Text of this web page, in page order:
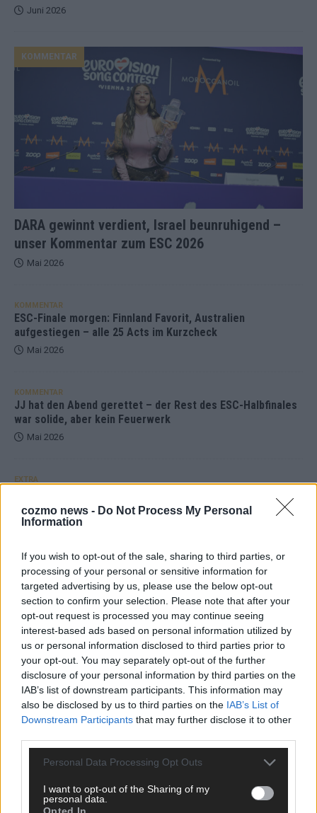
cozmo news - Do Not Process My Personal
Information
If you wish to opt-out of the sale, sharing to third parties, or
processing of your personal or sensitive information for
targeted advertising by us, please use the below opt-out
section to confirm your selection. Please note that after your
opt-out request is processed you may continue seeing
interest-based ads based on personal information utilized by
us or personal information disclosed to third parties prior to
your opt-out. You may separately opt-out of the further
disclosure of your personal information by third parties on the
IAB’s list of downstream participants. This information may
also be disclosed by us to third parties on the IAB’s List of
Downstream Participants that may further disclose it to other
Personal Data Processing Opt Outs
I want to opt-out of the Sharing of my
personal data.
Opted In
Juni 2026
DARA gewinnt verdient, Israel beunruhigend –
unser Kommentar zum ESC 2026
KOMMENTAR
Mai 2026
KOMMENTAR
ESC-Finale morgen: Finnland Favorit, Australien
aufgestiegen – alle 25 Acts im Kurzcheck
Mai 2026
KOMMENTAR
JJ hat den Abend gerettet – der Rest des ESC-Halbfinales
war solide, aber kein Feuerwerk
Mai 2026
EXTRA
sechs zittern, einer chancenlos!
Mai 2026
KOMMENTAR
Wer zahlt, steht im Finale – ist das beim ESC wirklich fair?
Mai 2026
Eurovision Song Contest 2026: Das erste Halbfinale – der
Abend in Bildern